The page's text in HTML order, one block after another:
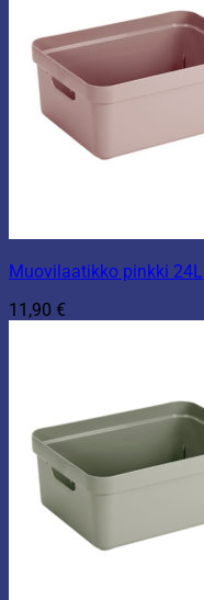
Muovilaatikko pinkki 24L
11,90 €